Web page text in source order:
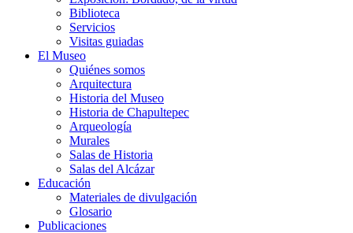
Biblioteca
Servicios
Visitas guiadas
El Museo
Quiénes somos
Arquitectura
Historia del Museo
Historia de Chapultepec
Arqueología
Murales
Salas de Historia
Salas del Alcázar
Educación
Materiales de divulgación
Glosario
Publicaciones